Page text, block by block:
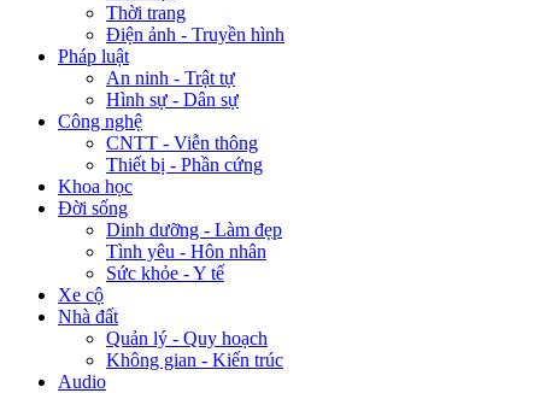
Thời trang
Điện ảnh - Truyền hình
Pháp luật
An ninh - Trật tự
Hình sự - Dân sự
Công nghệ
CNTT - Viễn thông
Thiết bị - Phần cứng
Khoa học
Đời sống
Dinh dưỡng - Làm đẹp
Tình yêu - Hôn nhân
Sức khỏe - Y tế
Xe cộ
Nhà đất
Quản lý - Quy hoạch
Không gian - Kiến trúc
Audio